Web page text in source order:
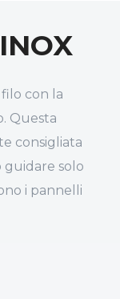
filo con la
Questa
consigliata
guidare solo
i pannelli